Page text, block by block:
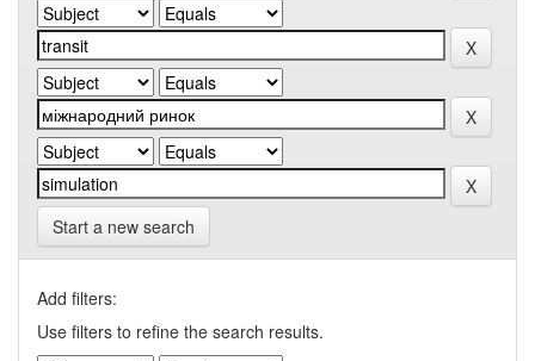
Start a new search
Add filters:
Use filters to refine the search results.